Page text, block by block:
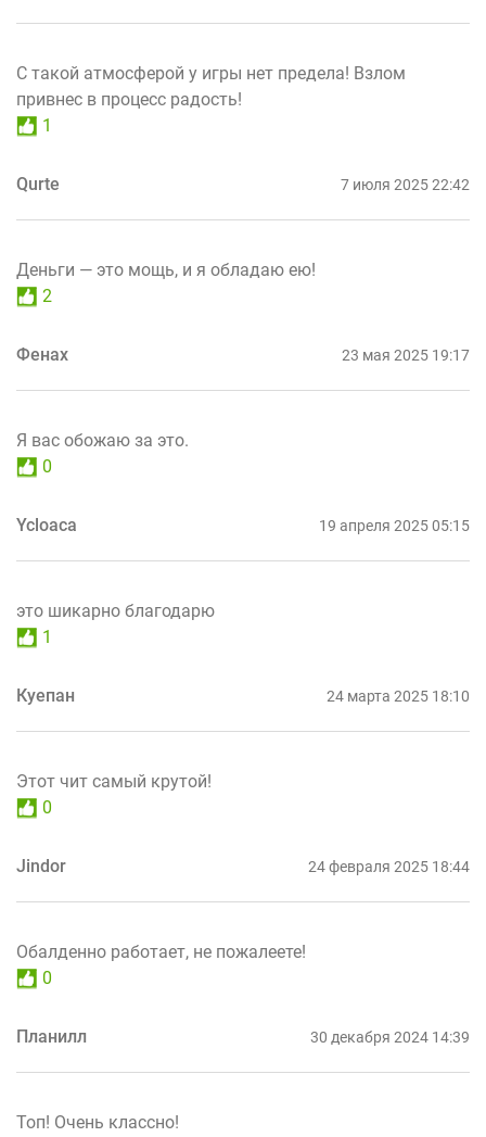
С такой атмосферой у игры нет предела! Взлом
привнес в процесс радость!
1
Qurte 7 июля 2025 22:42
Деньги — это мощь, и я обладаю ею!
2
Фенах 23 мая 2025 19:17
Я вас обожаю за это.
0
Ycloaca 19 апреля 2025 05:15
это шикарно благодарю
1
Куепан 24 марта 2025 18:10
Этот чит самый крутой!
0
Jindor 24 февраля 2025 18:44
Обалденно работает, не пожалеете!
0
Планилл 30 декабря 2024 14:39
Топ! Очень классно!